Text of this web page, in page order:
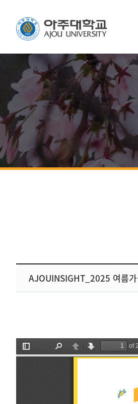
AJOUINSIGHT_2025 여름